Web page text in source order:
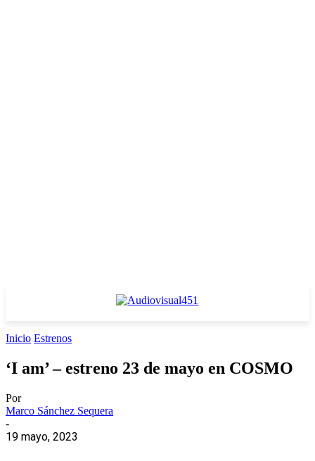
Inicio Estrenos
‘I am’ – estreno 23 de mayo en COSMO
Por
Marco Sánchez Sequera
-
19 mayo, 2023